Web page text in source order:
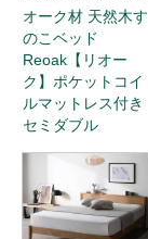
のこベッド
Reoak【リオー
ク】国産ポケット
コイルマットレス
付き（レギュラ
ー） ダブル